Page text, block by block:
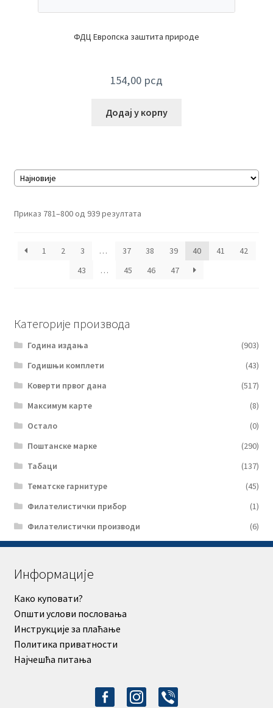
ФДЦ Европска заштита природе
154,00 рсд
Додај у корпу
Приказ 781–800 од 939 резултатаСортирано
1
2 3 … 37 38 39 40 41
42
43
… 45 46 47
Категорије производа
Година издања
(903)
Годишњи комплети
(43)
Коверти првог дана
(517)
Максимум карте
(8)
Остало
(0)
Поштанске марке
(290)
Табаци
(137)
Тематске гарнитуре
(45)
Филателистички прибор
(1)
Филателистички производи
(6)
Информације
Како куповати?
Општи услови пословања
Инструкције за плаћање
Политика приватности
Најчешћа питања
facebook-instagram
viber